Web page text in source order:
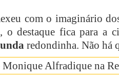
com o imaginário
o destaque fica para a
redondinha. Não há